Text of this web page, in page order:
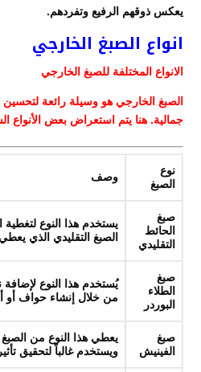
يعكس ذوقهم الرفيع وتفردهم.
انواع الصبغ الخارجي
الانواع المختلفة للصبغ الخارجي
الصبغ الخارجي هو وسيلة رائعة
جمالية. هنا يتم استعراض بعض الأنواع
نوع
الصبغ
وصف
صبغ
الحائط
التقليدي
يستخدم هذا النوع
الصبغ التقليدي الذي
صبغ
الطلاء
البوردر
يُستخدم هذا النوع
من خلال إنشاء حواف أو
صبغ
الفينيش
يعطي هذا النوع من الصبغ
ويستخدم غالباً لتحقيق